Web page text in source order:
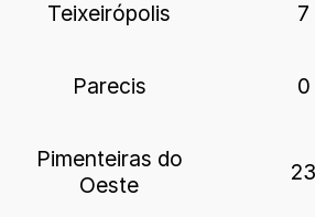
Teixeirópolis 7
Parecis 0
Pimenteiras do
Oeste
23